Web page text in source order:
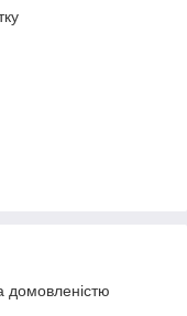
домовленістю